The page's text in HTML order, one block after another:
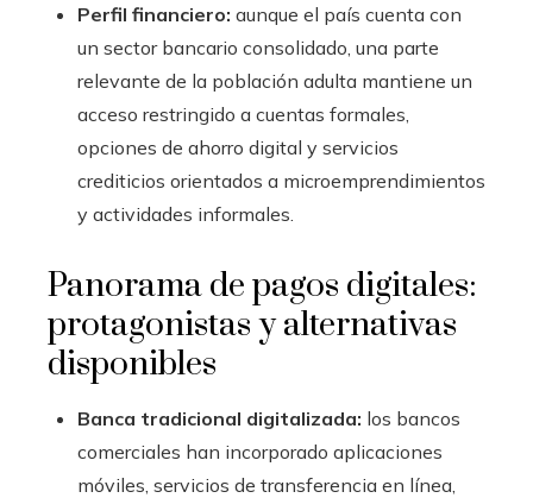
Perfil financiero: aunque el país cuenta con
un sector bancario consolidado, una parte
relevante de la población adulta mantiene un
acceso restringido a cuentas formales,
opciones de ahorro digital y servicios
crediticios orientados a microemprendimientos
y actividades informales.
Panorama de pagos digitales:
protagonistas y alternativas
disponibles
Banca tradicional digitalizada: los bancos
comerciales han incorporado aplicaciones
móviles, servicios de transferencia en línea,